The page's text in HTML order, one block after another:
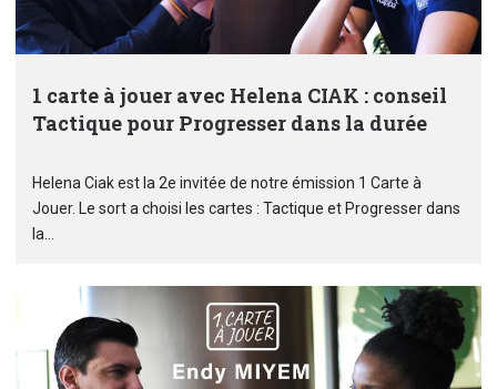
1 carte à jouer avec Helena CIAK : conseil
Tactique pour Progresser dans la durée
Helena Ciak est la 2e invitée de notre émission 1 Carte à
Jouer. Le sort a choisi les cartes : Tactique et Progresser dans
la...